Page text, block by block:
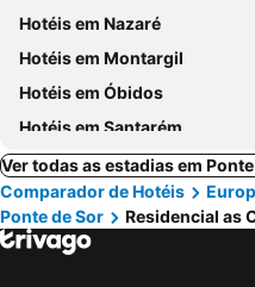
Hotéis em Nazaré
Hotéis em Montargil
Hotéis em Óbidos
Hotéis em Santarém
Ver todas as estadias em
Comparador de Hotéis
Ponte de Sor
Residencial as